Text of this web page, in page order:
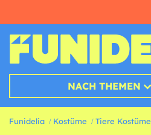
NACH THEMEN
Funidelia Kostüme Tiere Kostüme